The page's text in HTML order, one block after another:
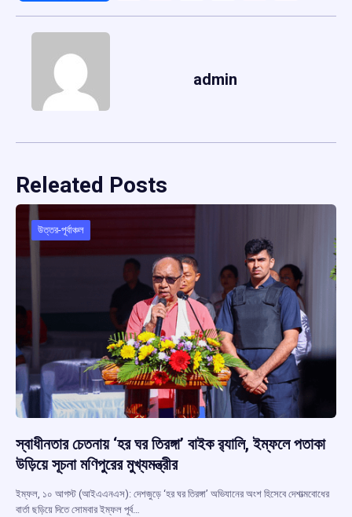
admin
Releated Posts
উত্তর-পূর্বাঞ্চল
স্বাধীনতার চেতনায় ‘হর ঘর তিরঙ্গা’ বাইক র‍্যালি, ইম্ফলে পতাকা
উড়িয়ে সূচনা মণিপুরের মুখ্যমন্ত্রীর
ইম্ফল, ১০ আগস্ট (আইএএনএস): দেশজুড়ে ‘হর ঘর তিরঙ্গা’ অভিযানের অংশ হিসেবে দেশাত্মবোধের
বার্তা ছড়িয়ে দিতে সোমবার ইম্ফল পূর্ব…